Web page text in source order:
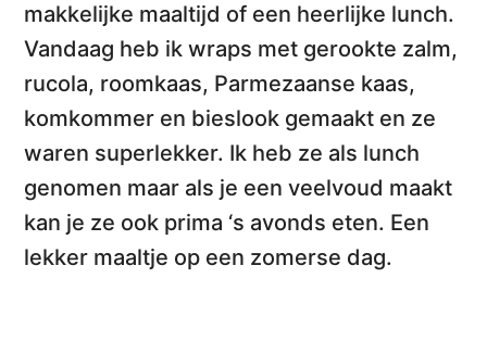
makkelijke maaltijd of een heerlijke lunch.
Vandaag heb ik wraps met gerookte zalm,
rucola, roomkaas, Parmezaanse kaas,
komkommer en bieslook gemaakt en ze
waren superlekker. Ik heb ze als lunch
genomen maar als je een veelvoud maakt
kan je ze ook prima ‘s avonds eten. Een
lekker maaltje op een zomerse dag.